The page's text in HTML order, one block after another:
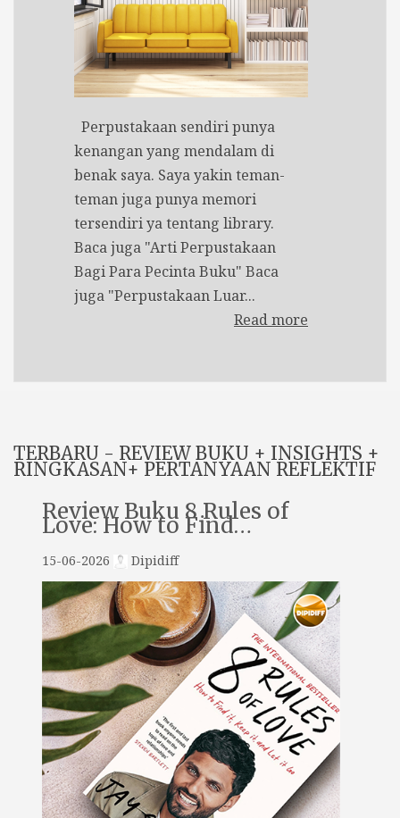
Perpustakaan sendiri punya
kenangan yang mendalam di
benak saya. Saya yakin teman-
teman juga punya memori
tersendiri ya tentang library.
Baca juga "Arti Perpustakaan
Bagi Para Pecinta Buku" Baca
juga "Perpustakaan Luar...
Read more
TERBARU - REVIEW BUKU + INSIGHTS +
RINGKASAN+ PERTANYAAN REFLEKTIF
Review Buku 8 Rules of
Love: How to Find…
15-06-2026 Dipidiff